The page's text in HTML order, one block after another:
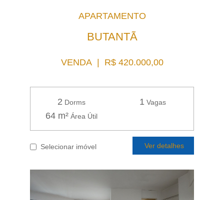
APARTAMENTO
BUTANTÃ
VENDA | R$ 420.000,00
2 Dorms 1 Vagas
64 m²Área Útil
Selecionar imóvel Ver detalhes